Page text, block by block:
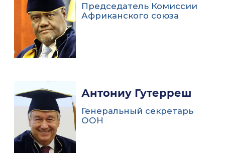
Председатель Комиссии
Африканского союза
Антониу Гутерреш
Генеральный секретарь
ООН